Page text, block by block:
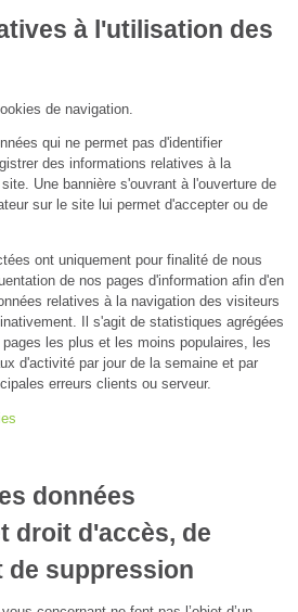
à l'utilisation des
de navigation.
qui ne permet pas d'identifier
des informations relatives à la
Une bannière s'ouvrant à l'ouverture de
sur le site lui permet d'accepter ou de
ont uniquement pour finalité de nous
de nos pages d'information afin d'en
relatives à la navigation des visiteurs
Il s'agit de statistiques agrégées
les plus et les moins populaires, les
d'activité par jour de la semaine et par
erreurs clients ou serveur.
données
droit d'accès, de
de suppression